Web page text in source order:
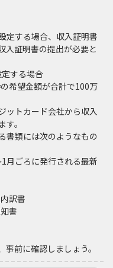
定する場合、収入証明書
入証明書の提出が必要と
する場合
希望金額が合計で100万
ットカード会社から収入
。
書類には次のようなもの
月ごろに発行される最新
訳書
書
前に確認しましょう。